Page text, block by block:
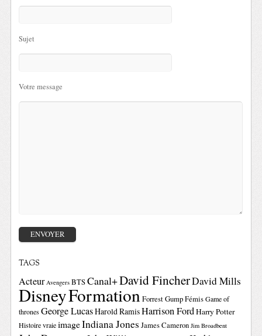
Sujet
Votre message
TAGS
Acteur Avengers BTSCanal+David FincherDavid Mills
DisneyFormationForrest GumpFémis Game of
thrones George LucasHarold RamisHarrison FordHarry Potter
Histoire vraie imageIndiana Jones James Cameron Jim Broadbent